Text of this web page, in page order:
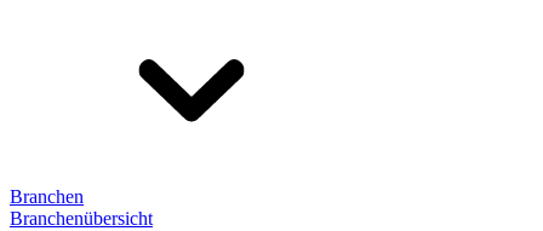
Branchen
Branchenübersicht